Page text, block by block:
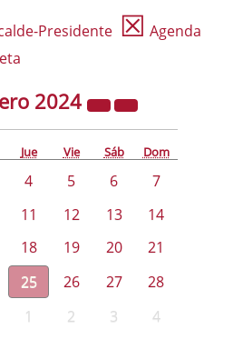
Presidente ☒ Agenda
2024
Jue Vie Sáb Dom
4 5 6
7
11 12 13
14
18 19 20
21
25 26 27
28
1 2 3 4